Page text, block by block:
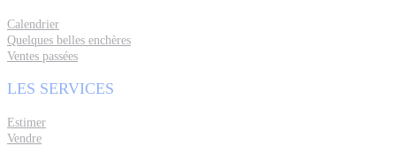
Calendrier
Quelques belles enchères
Ventes passées
LES SERVICES
Estimer
Vendre